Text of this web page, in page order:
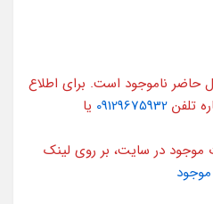
ناموجود است. برای اطلاع
تلفن 09129675932 یا
در سایت، بر روی لینک